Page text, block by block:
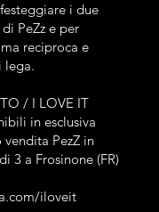
i due
PeZz e per
reciproca e
lega.
/ I LOVE IT
in esclusiva
PezZ in
3 a Frosinone (FR)
iloveit